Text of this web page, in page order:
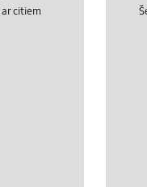
citiem